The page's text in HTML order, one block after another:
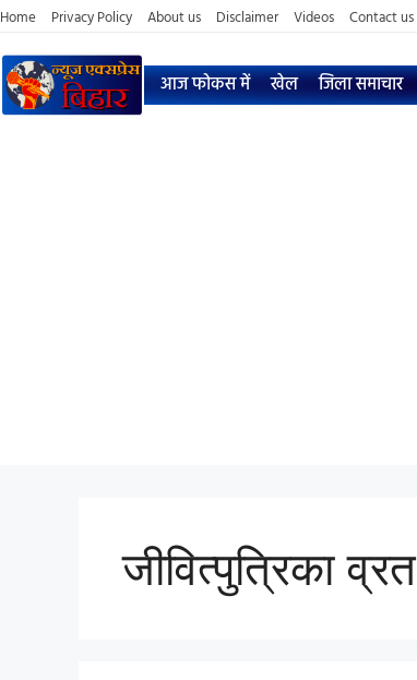
Home Privacy Policy About us Disclaimer Videos Contact us
आज फोकस में खेल जिला समाचार
जीवित्पुत्रिका व्रत